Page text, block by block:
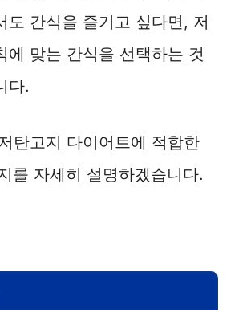
도 간식을 즐기고 싶다면, 저
에 맞는 간식을 선택하는 것
다.
탄고지 다이어트에 적합한
를 자세히 설명하겠습니다.